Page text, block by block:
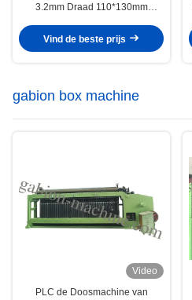
3.2mm Draad 110*130mm
Vind de beste prijs
gabion box machine
Video
PLC de Doosmachine van